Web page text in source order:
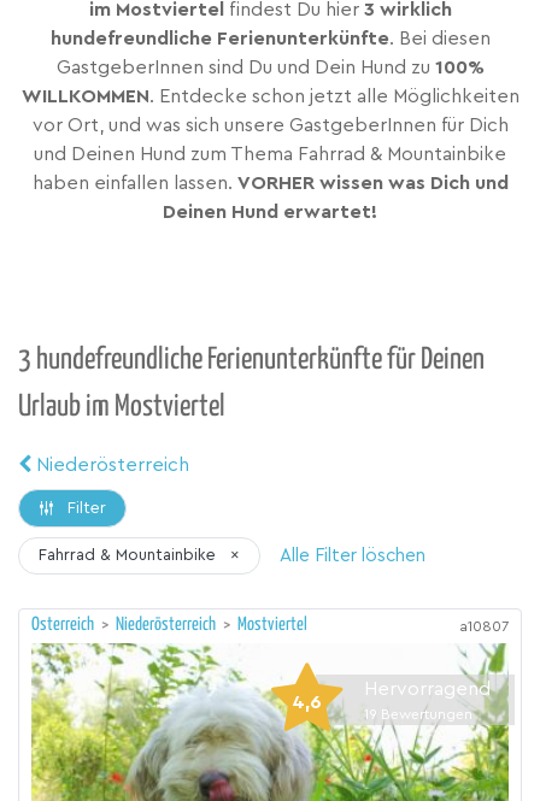
im Mostviertel
findest Du hier 3 wirklich
hundefreundliche Ferienunterkünfte. Bei diesen
GastgeberInnen sind Du und Dein Hund zu 100%
WILLKOMMEN. Entdecke schon jetzt alle Möglichkeiten
vor Ort, und was sich unsere GastgeberInnen für Dich
und Deinen Hund zum Thema Fahrrad & Mountainbike
haben einfallen lassen. VORHER wissen was Dich und
Deinen Hund erwartet!
3 hundefreundliche Ferienunterkünfte für Deinen
Urlaub im Mostviertel
Niederösterreich
Filter
Fahrrad & Mountainbike × Alle Filter löschen
Österreich > Niederösterreich > Mostviertel a10807
4,6
Hervorragend
19 Bewertungen